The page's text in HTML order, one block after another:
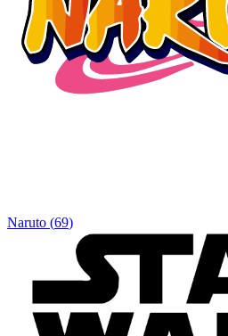
Naruto (69)